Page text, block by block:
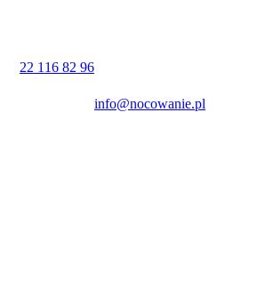
22 116 82 96
info@nocowanie.pl